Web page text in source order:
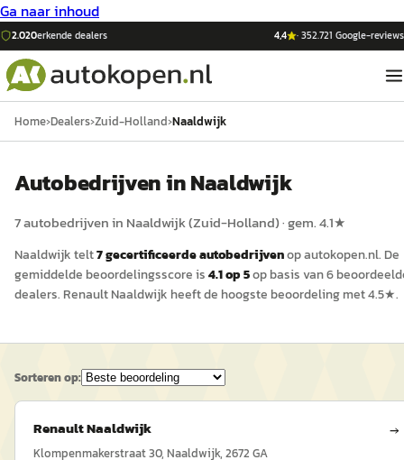
Ga naar inhoud
2.020erkende dealers 4,4 ·352.721 Google-reviews
Home›Dealers›Zuid-Holland›Naaldwijk
Autobedrijven inNaaldwijk
7autobedrijven in Naaldwijk(Zuid-Holland)· gem.4.1★
Naaldwijktelt7gecertificeerdeautobedrijvenopautokopen.nl. De
gemiddelde beoordelingsscore is4.1op 5op basis van6
dealers. Renault Naaldwijk heeft de hoogste beoordeling met4.5★.
Sorteren op:
Renault Naaldwijk →
Klompenmakerstraat 30, Naaldwijk, 2672 GA